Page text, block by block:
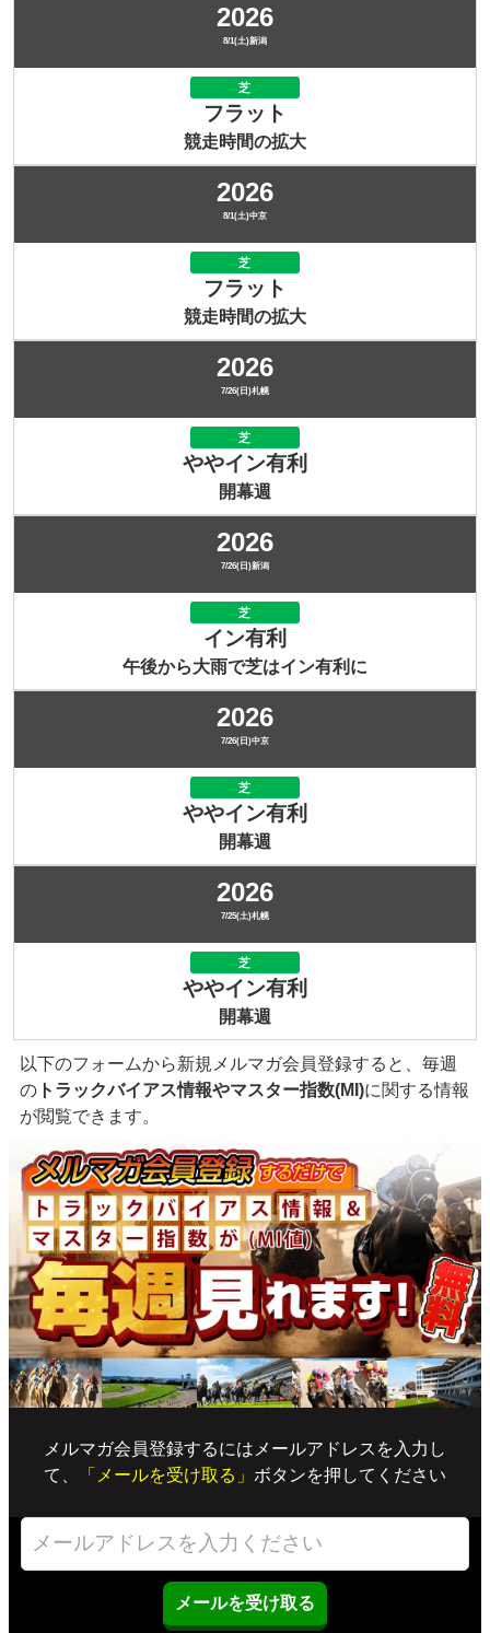
2026
8/1(土)新潟
芝
フラット
競走時間の拡大
2026
8/1(土)中京
芝
フラット
競走時間の拡大
2026
7/26(日)札幌
芝
ややイン有利
開幕週
2026
7/26(日)新潟
芝
イン有利
午後から大雨で芝はイン有利に
2026
7/26(日)中京
芝
ややイン有利
開幕週
2026
7/25(土)札幌
芝
ややイン有利
開幕週
以下のフォームから新規メルマガ会員登録すると、毎週
の トラックバイアス情報やマスター指数(MI)に関する情報
が閲覧できます。
メルマガ会員登録するにはメールアドレスを入力し
て、
「メールを受け取る」 ボタンを押してください